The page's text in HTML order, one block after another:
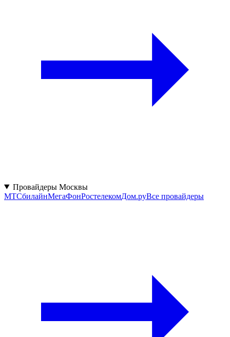
Провайдеры Москвы
МТСбилайнМегаФонРостелекомДом.руВсе провайдеры